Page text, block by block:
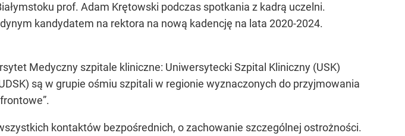
prof. Adam Krętowski podczas spotkania z kadrą uczelni.
kandydatem na rektora na nową kadencję na lata 2020-2024.
Medyczny szpitale kliniczne: Uniwersytecki Szpital Kliniczny (USK)
są w grupie ośmiu szpitali w regionie wyznaczonych do przyjmowania
kontaktów bezpośrednich, o zachowanie szczególnej ostrożności.